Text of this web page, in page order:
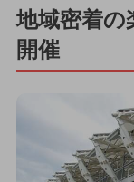
地域密着
開催